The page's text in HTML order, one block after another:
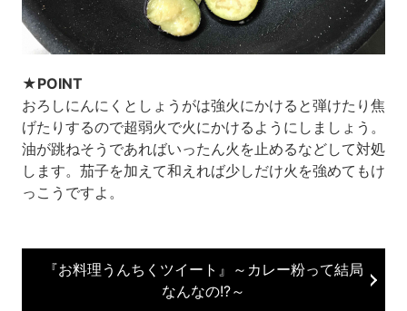
★POINT
おろしにんにくとしょうがは強火にかけると弾けたり焦
げたりするので超弱火で火にかけるようにしましょう。
油が跳ねそうであればいったん火を止めるなどして対処
します。茄子を加えて和えれば少しだけ火を強めてもけ
っこうですよ。
『お料理うんちくツイート』～カレー粉って結局
なんなの!?～